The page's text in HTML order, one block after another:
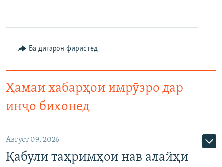
Ба дигарон фиристед
Ҳамаи хабарҳои имрӯзро дар
инҷо бихонед
Август 09, 2026
Қабули таҳримҳои нав алайҳи